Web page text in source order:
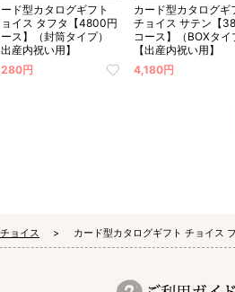
ド型カタログギフト
イス タフタ【4800円
ス】（封筒タイプ）
産内祝い用】
円
カード型カタログギ
チョイス サテン【
コース】（BOXタイ
【出産内祝い用】
4,180円
ョイス カード型カタログギフト チョイス